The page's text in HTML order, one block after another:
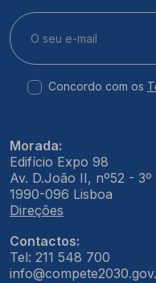
Concordo com os
Morada:
Edifício Expo 98
Av. D.João II, nº52 - 3º
1990-096 Lisboa
Direções
Contactos:
Tel: 211 548 700